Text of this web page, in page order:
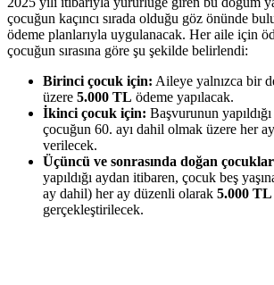
çocuğun kaçıncı sırada olduğu göz önünde
ödeme planlarıyla uygulanacak. Her aile için
çocuğun sırasına göre şu şekilde belirlendi:
Birinci çocuk için: Aileye yalnızca bir
üzere 5.000 TL ödeme yapılacak.
İkinci çocuk için: Başvurunun
çocuğun 60. ayı dahil olmak üzere her ay
verilecek.
Üçüncü ve sonrasında doğan
yapıldığı aydan itibaren, çocuk beş
ay dahil) her ay düzenli olarak 5.000 TL
gerçekleştirilecek.